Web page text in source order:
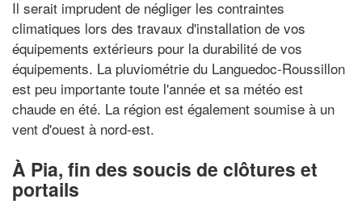
Il serait imprudent de négliger les contraintes
climatiques lors des travaux d'installation de vos
équipements extérieurs pour la durabilité de vos
équipements. La pluviométrie du Languedoc-Roussillon
est peu importante toute l'année et sa météo est
chaude en été. La région est également soumise à un
vent d'ouest à nord-est.
À Pia, fin des soucis de clôtures et
portails